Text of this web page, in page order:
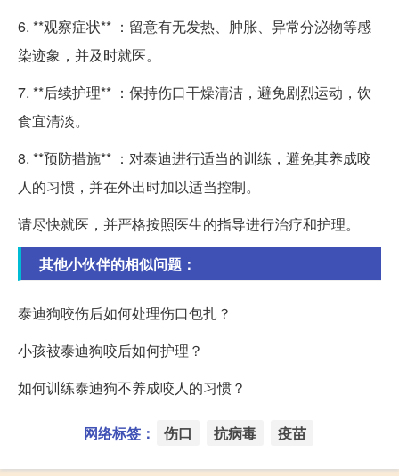
6. **观察症状** ：留意有无发热、肿胀、异常分泌物等感
染迹象，并及时就医。
7. **后续护理** ：保持伤口干燥清洁，避免剧烈运动，饮
食宜清淡。
8. **预防措施** ：对泰迪进行适当的训练，避免其养成咬
人的习惯，并在外出时加以适当控制。
请尽快就医，并严格按照医生的指导进行治疗和护理。
其他小伙伴的相似问题：
泰迪狗咬伤后如何处理伤口包扎？
小孩被泰迪狗咬后如何护理？
如何训练泰迪狗不养成咬人的习惯？
网络标签： 伤口 抗病毒 疫苗